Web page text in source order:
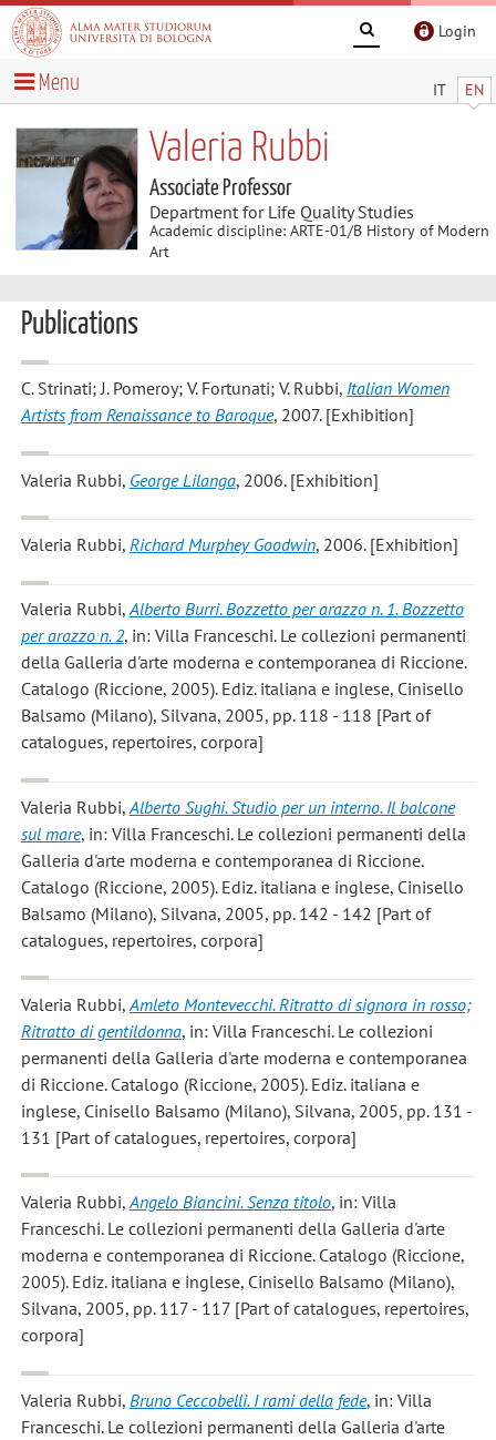
Login
IT EN
Menu
Valeria Rubbi
Associate Professor
Department for Life Quality Studies
Academic discipline: ARTE-01/B History of Modern
Art
Publications
C. Strinati; J. Pomeroy; V. Fortunati; V. Rubbi, Italian Women
Artists from Renaissance to Baroque, 2007. [Exhibition]
Valeria Rubbi, George Lilanga, 2006. [Exhibition]
Valeria Rubbi, Richard Murphey Goodwin, 2006. [Exhibition]
Valeria Rubbi,Alberto Burri. Bozzetto per arazzo n. 1. Bozzetto
per arazzo n. 2, in: Villa Franceschi. Le collezioni permanenti
della Galleria d'arte moderna e contemporanea di Riccione.
Catalogo (Riccione, 2005). Ediz. italiana e inglese, Cinisello
Balsamo (Milano), Silvana, 2005, pp. 118 - 118 [Part of
catalogues, repertoires, corpora]
Valeria Rubbi, Alberto Sughi. Studio per un interno. Il balcone
sul mare, in: Villa Franceschi. Le collezioni permanenti della
Galleria d'arte moderna e contemporanea di Riccione.
Catalogo (Riccione, 2005). Ediz. italiana e inglese, Cinisello
Balsamo (Milano), Silvana, 2005, pp. 142 - 142 [Part of
catalogues, repertoires, corpora]
Valeria Rubbi, Amleto Montevecchi. Ritratto di signora in rosso;
Ritratto di gentildonna, in: Villa Franceschi. Le collezioni
permanenti della Galleria d'arte moderna e contemporanea
di Riccione. Catalogo (Riccione, 2005). Ediz. italiana e
inglese, Cinisello Balsamo (Milano), Silvana, 2005, pp. 131 -
131 [Part of catalogues, repertoires, corpora]
Valeria Rubbi,Angelo Biancini. Senza titolo, in: Villa
Franceschi. Le collezioni permanenti della Galleria d'arte
moderna e contemporanea di Riccione. Catalogo (Riccione,
2005). Ediz. italiana e inglese, Cinisello Balsamo (Milano),
Silvana, 2005, pp. 117 - 117 [Part of catalogues, repertoires,
corpora]
Valeria Rubbi, Bruno Ceccobelli. I rami della fede, in: Villa
Franceschi. Le collezioni permanenti della Galleria d'arte